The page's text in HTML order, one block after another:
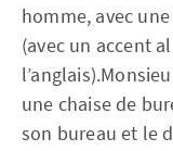
homme, avec
(avec un accent
une chaise de
son bureau et le